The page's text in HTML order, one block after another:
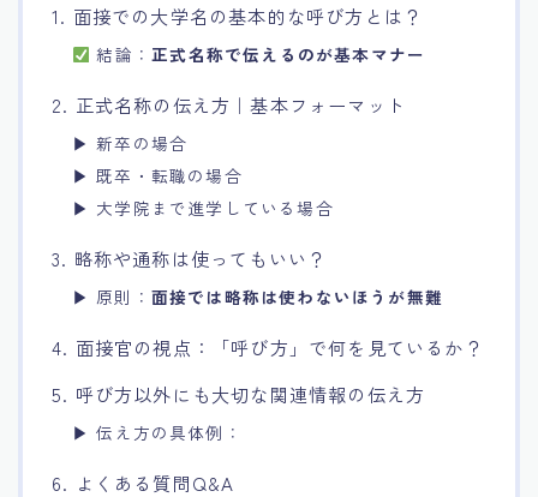
1. 面接での大学名の基本的な呼び方とは？
結論：正式名称で伝えるのが基本マナー
2. 正式名称の伝え方｜基本フォーマット
▶ 新卒の場合
▶ 既卒・転職の場合
▶ 大学院まで進学している場合
3. 略称や通称は使ってもいい？
▶ 原則： 面接では略称は使わないほうが無難
4. 面接官の視点：「呼び方」で何を見ているか？
5. 呼び方以外にも大切な関連情報の伝え方
▶ 伝え方の具体例：
6. よくある質問Q&A